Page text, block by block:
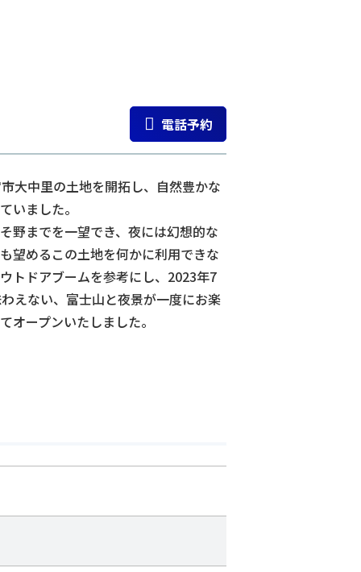
電話予約
大中里の土地を開拓し、自然豊かな
いました。
野までを一望でき、夜には幻想的な
望めるこの土地を何かに利用できな
トドアブームを参考にし、2023年7
えない、富士山と夜景が一度にお楽
オープンいたしました。